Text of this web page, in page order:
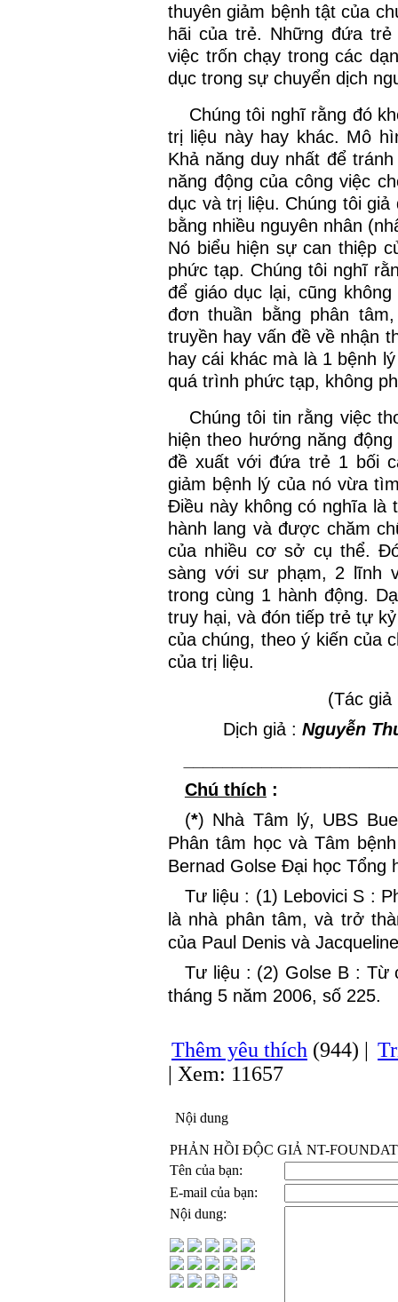
thuyên giảm bệnh tật của
hãi của trẻ. Những đứa
việc trốn chạy trong các
dục trong sự chuyển dịch
Chúng tôi nghĩ rằng đó
trị liệu này hay khác. Mô
Khả năng duy nhất để
năng động của công việc
dục và trị liệu. Chúng tôi
bằng nhiều nguyên nhân
Nó biểu hiện sự can thiệp
phức tạp. Chúng tôi nghĩ
để giáo dục lại, cũng
đơn thuần bằng phân
truyền hay vấn đề về nhận
hay cái khác mà là 1 bệnh
quá trình phức tạp, không
Chúng tôi tin rằng việc
hiện theo hướng năng
đề xuất với đứa trẻ 1 bối
giảm bệnh lý của nó vừa
Điều này không có nghĩa là
hành lang và được chăm
của nhiều cơ sở cụ thể.
sàng với sư phạm, 2 lĩnh
trong cùng 1 hành động.
truy hại, và đón tiếp trẻ tự
của chúng, theo ý kiến của
của trị liệu.
(Tác
Dịch giả :Nguyễn
Chú thích :
(*) Nhà Tâm lý, UBS
Phân tâm học và Tâm
Bernad Golse Đại học Tổng
Tư liệu : (1) Lebovici S :
là nhà phân tâm, và trở
của Paul Denis và
Tư liệu : (2) Golse B : Từ
tháng 5 năm 2006, số 225.
Thêm yêu thích (944) |
| Xem: 11657
Nội dung
PHẢN HỒI ĐỘC GIẢ NT-
Tên của bạn:
E-mail của bạn:
Nội dung: